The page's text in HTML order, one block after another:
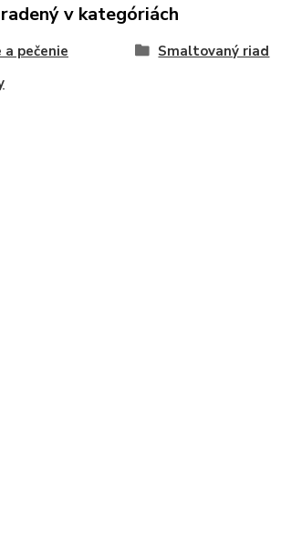
v kategóriách
a pečenie Smaltovaný riad